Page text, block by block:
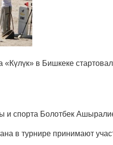
в Бишкеке стартовал
и спорта Болотбек
в турнире принимают